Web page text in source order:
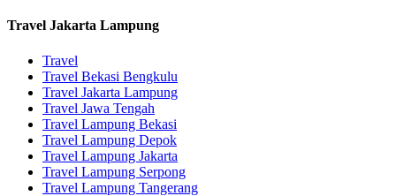
Travel Jakarta Lampung
Travel
Travel Bekasi Bengkulu
Travel Jakarta Lampung
Travel Jawa Tengah
Travel Lampung Bekasi
Travel Lampung Depok
Travel Lampung Jakarta
Travel Lampung Serpong
Travel Lampung Tangerang